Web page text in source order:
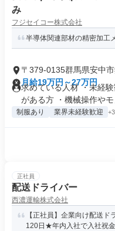
み
フジセイコー株式会社
半導体関連部材の精密加工
〒379-0135群馬県安中
月給19万円～27万円
求めている人材 ・未経
がある方 ・機械操作やモ
制服あり 業界未経験歓迎
正社員
配送ドライバー
西濃運輸株式会社
【正社員】企業向け配送
120日★年内入社で入社祝